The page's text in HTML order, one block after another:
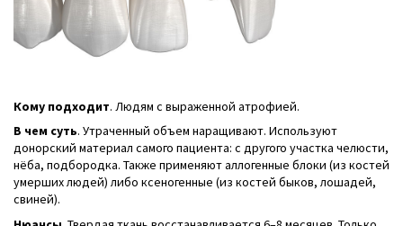
Кому подходит. Людям с выраженной атрофией.
В чем суть. Утраченный объем наращивают. Используют
донорский материал самого пациента: с другого участка челюсти,
нёба, подбородка. Также применяют аллогенные блоки (из костей
умерших людей) либо ксеногенные (из костей быков, лошадей,
свиней).